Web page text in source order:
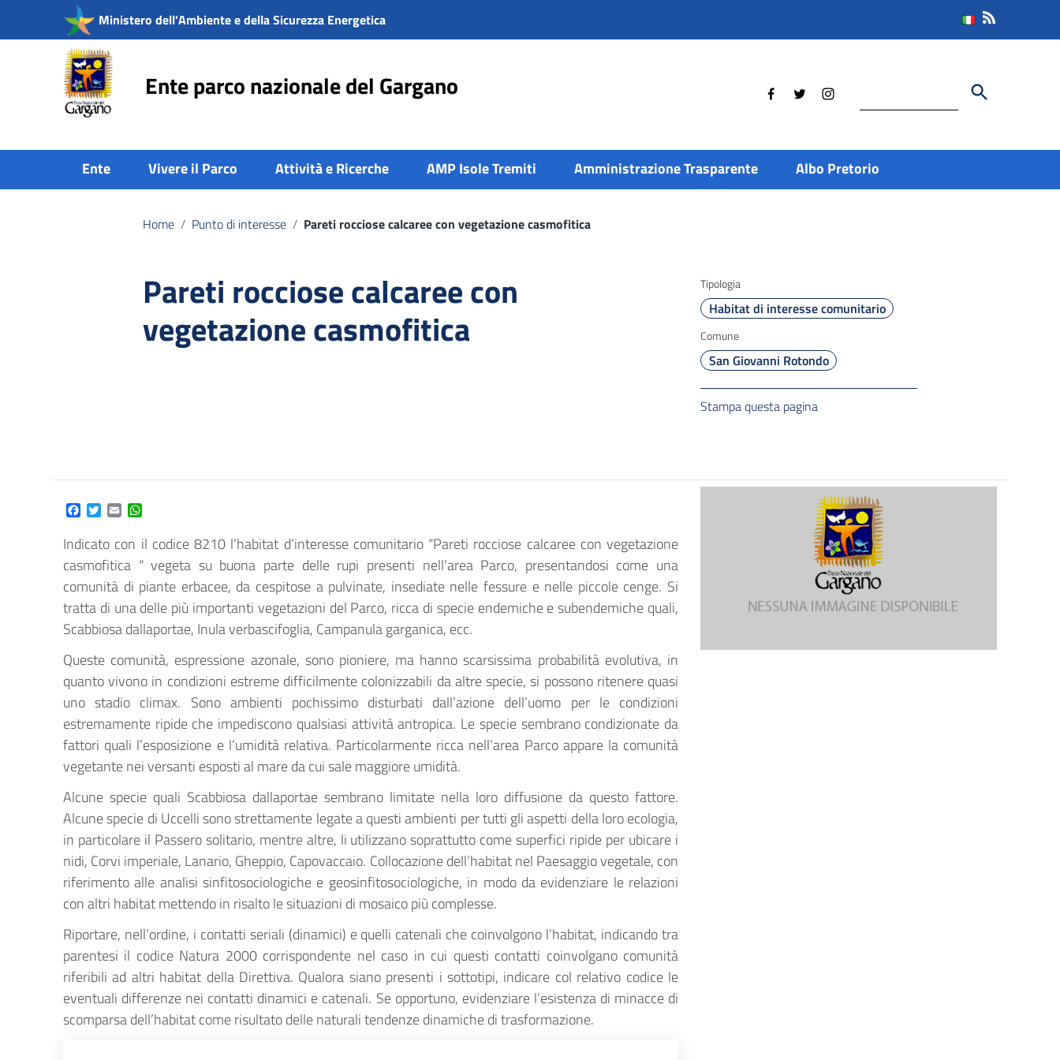
Vai ai contenuti
Vai al menu di navigazione
Vai al footer
Ministero dell'Ambiente e della Sicurezza Energetica
Ente parco nazionale del Gargano Cerca
Ente Vivere il Parco Attività e Ricerche AMP Isole Tremiti Amministrazione Trasparente Albo Pretorio
Home / Punto di interesse / Pareti rocciose calcaree con vegetazione casmofitica
Pareti rocciose calcaree con
vegetazione casmofitica
Tipologia
Habitat di interesse comunitario
Comune
San Giovanni Rotondo
Stampa questa pagina
Facebook
Twitter
Email
Indicato con il codice 8210 l’habitat d’interesse comunitario “Pareti rocciose calcaree con vegetazione
casmofitica “ vegeta su buona parte delle rupi presenti nell’area Parco, presentandosi come una
comunità di piante erbacee, da cespitose a pulvinate, insediate nelle fessure e nelle piccole cenge. Si
tratta di una delle più importanti vegetazioni del Parco, ricca di specie endemiche e subendemiche quali,
Scabbiosa dallaportae, Inula verbascifoglia, Campanula garganica, ecc.
Queste comunità, espressione azonale, sono pioniere, ma hanno scarsissima probabilità evolutiva, in
quanto vivono in condizioni estreme difficilmente colonizzabili da altre specie, si possono ritenere quasi
uno stadio climax. Sono ambienti pochissimo disturbati dall’azione dell’uomo per le condizioni
estremamente ripide che impediscono qualsiasi attività antropica. Le specie sembrano condizionate da
fattori quali l’esposizione e l’umidità relativa. Particolarmente ricca nell’area Parco appare la comunità
vegetante nei versanti esposti al mare da cui sale maggiore umidità.
Alcune specie quali Scabbiosa dallaportae sembrano limitate nella loro diffusione da questo fattore.
Alcune specie di Uccelli sono strettamente legate a questi ambienti per tutti gli aspetti della loro ecologia,
in particolare il Passero solitario, mentre altre, li utilizzano soprattutto come superfici ripide per ubicare i
nidi, Corvi imperiale, Lanario, Gheppio, Capovaccaio. Collocazione dell’habitat nel Paesaggio vegetale, con
riferimento alle analisi sinfitosociologiche e geosinfitosociologiche, in modo da evidenziare le relazioni
con altri habitat mettendo in risalto le situazioni di mosaico più complesse.
Riportare, nell’ordine, i contatti seriali (dinamici) e quelli catenali che coinvolgono l’habitat, indicando tra
parentesi il codice Natura 2000 corrispondente nel caso in cui questi contatti coinvolgano comunità
riferibili ad altri habitat della Direttiva. Qualora siano presenti i sottotipi, indicare col relativo codice le
eventuali differenze nei contatti dinamici e catenali. Se opportuno, evidenziare l’esistenza di minacce di
scomparsa dell’habitat come risultato delle naturali tendenze dinamiche di trasformazione.